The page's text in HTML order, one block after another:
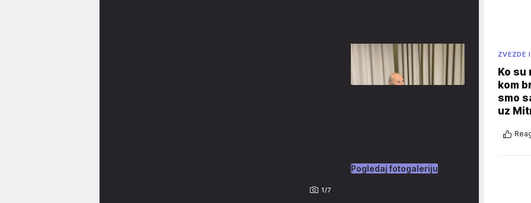
1/7
Pogledaj fotogaleriju
ZVEZDE
Ko su
kom
smo
uz